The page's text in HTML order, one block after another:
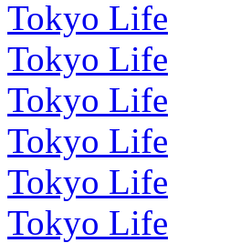
Tokyo Life
Tokyo Life
Tokyo Life
Tokyo Life
Tokyo Life
Tokyo Life